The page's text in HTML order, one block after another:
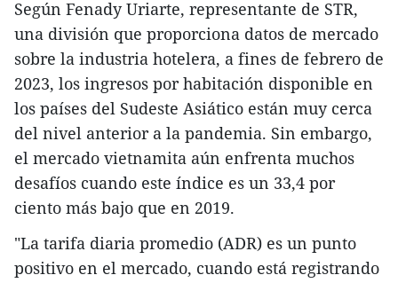
Según Fenady Uriarte, representante de STR,
una división que proporciona datos de mercado
sobre la industria hotelera, a fines de febrero de
2023, los ingresos por habitación disponible en
los países del Sudeste Asiático están muy cerca
del nivel anterior a la pandemia. Sin embargo,
el mercado vietnamita aún enfrenta muchos
desafíos cuando este índice es un 33,4 por
ciento más bajo que en 2019.
"La tarifa diaria promedio (ADR) es un punto
positivo en el mercado, cuando está registrando